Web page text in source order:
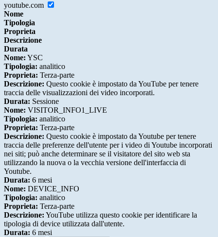
youtube.com
Nome
Tipologia
Proprieta
Descrizione
Durata
Nome: YSC
Tipologia: analitico
Proprieta: Terza-parte
Descrizione: Questo cookie è impostato da YouTube per tenere
traccia delle visualizzazioni dei video incorporati.
Durata: Sessione
Nome: VISITOR_INFO1_LIVE
Tipologia: analitico
Proprieta: Terza-parte
Descrizione: Questo cookie è impostato da Youtube per tenere
traccia delle preferenze dell'utente per i video di Youtube incorporati
nei siti; può anche determinare se il visitatore del sito web sta
utilizzando la nuova o la vecchia versione dell'interfaccia di
Youtube.
Durata: 6 mesi
Nome: DEVICE_INFO
Tipologia: analitico
Proprieta: Terza-parte
Descrizione: YouTube utilizza questo cookie per identificare la
tipologia di device utilizzata dall'utente.
Durata: 6 mesi